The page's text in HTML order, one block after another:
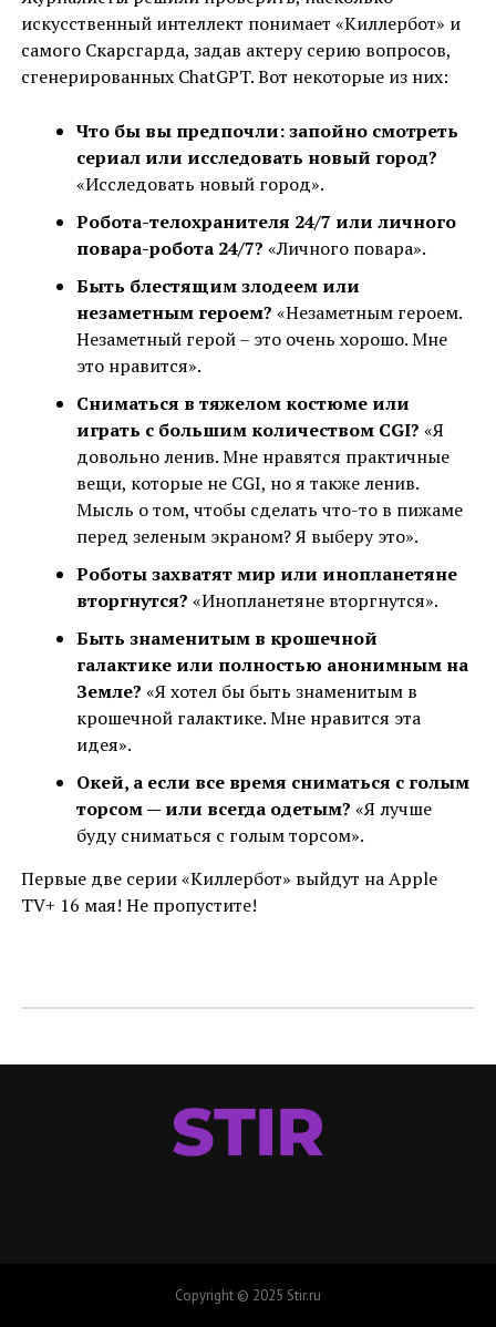
искусственный интеллект понимает «Киллербот» и
самого Скарсгарда, задав актеру серию вопросов,
сгенерированных ChatGPT. Вот некоторые из них:
Что бы вы предпочли: запойно смотреть
сериал или исследовать новый город?
«Исследовать новый город».
Робота-телохранителя 24/7 или личного
повара-робота 24/7? «Личного повара».
Быть блестящим злодеем или
незаметным героем? «Незаметным героем.
Незаметный герой – это очень хорошо. Мне
это нравится».
Сниматься в тяжелом костюме или
играть с большим количеством CGI? «Я
довольно ленив. Мне нравятся практичные
вещи, которые не CGI, но я также ленив.
Мысль о том, чтобы сделать что-то в пижаме
перед зеленым экраном? Я выберу это».
Роботы захватят мир или инопланетяне
вторгнутся? «Инопланетяне вторгнутся».
Быть знаменитым в крошечной
галактике или полностью анонимным на
Земле? «Я хотел бы быть знаменитым в
крошечной галактике. Мне нравится эта
идея».
Окей, а если все время сниматься с голым
торсом — или всегда одетым? «Я лучше
буду сниматься с голым торсом».
Первые две серии «Киллербот» выйдут на Apple
TV+ 16 мая! Не пропустите!
Copyright © 2025 Stir.ru